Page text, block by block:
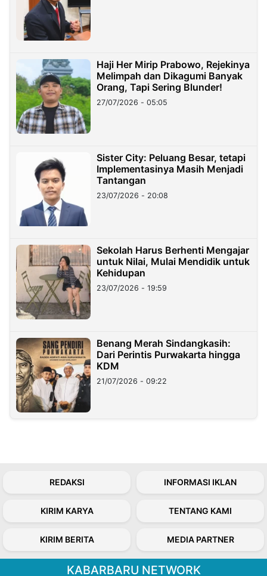
Haji Her Mirip Prabowo, Rejekinya
Melimpah dan Dikagumi Banyak
Orang, Tapi Sering Blunder!
27/07/2026 - 05:05
Sister City: Peluang Besar, tetapi
Implementasinya Masih Menjadi
Tantangan
23/07/2026 - 20:08
Sekolah Harus Berhenti Mengajar
untuk Nilai, Mulai Mendidik untuk
Kehidupan
23/07/2026 - 19:59
Benang Merah Sindangkasih:
Dari Perintis Purwakarta hingga
KDM
21/07/2026 - 09:22
REDAKSI INFORMASI IKLAN
KIRIM KARYA TENTANG KAMI
KIRIM BERITA MEDIA PARTNER
KABARBARU NETWORK